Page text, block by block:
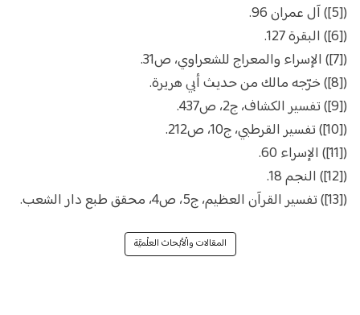
([5]) آل عمران 96.
([6]) البقرة 127.
([7]) الإسراء والمعراج للشعراوي، ص31.
([8]) خرّجه مالك من حديث أبي هريرة.
([9]) تفسير الكشاف، ج2، ص437.
([10]) تفسير القرطبي، ج10، ص212.
([11]) الإسراء 60.
([12]) النجم 18.
([13]) تفسير القرآن العظيم، ج5، ص4، محقق طبع دار الشعب.
المقالات والْأبْحاث العلْميَّة